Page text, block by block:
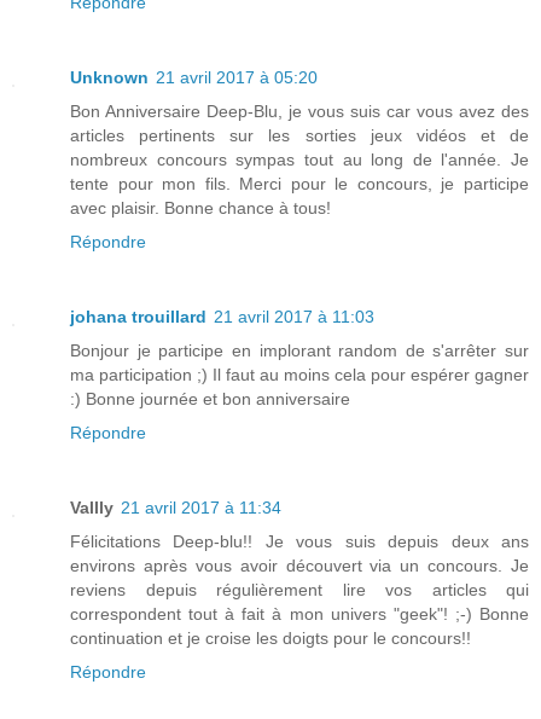
Unknown 21 avril 2017 à 05:20
Bon Anniversaire Deep-Blu, je vous suis car vous avez des
articles pertinents sur les sorties jeux vidéos et de
nombreux concours sympas tout au long de l'année. Je
tente pour mon fils. Merci pour le concours, je participe
avec plaisir. Bonne chance à tous!
Répondre
johana trouillard 21 avril 2017 à 11:03
Bonjour je participe en implorant random de s'arrêter sur
ma participation ;) Il faut au moins cela pour espérer gagner
:) Bonne journée et bon anniversaire
Répondre
Vallly 21 avril 2017 à 11:34
Félicitations Deep-blu!! Je vous suis depuis deux ans
environs après vous avoir découvert via un concours. Je
reviens depuis régulièrement lire vos articles qui
correspondent tout à fait à mon univers "geek"! ;-) Bonne
continuation et je croise les doigts pour le concours!!
Répondre